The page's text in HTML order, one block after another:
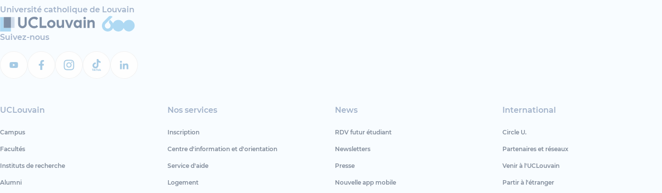
Université catholique de Louvain
Suivez-nous
UCLouvain
Campus
Facultés
Instituts de recherche
Alumni
Nos services
Inscription
Centre d'information et d'orientation
Service d'aide
Logement
News
RDV futur étudiant
Newsletters
Presse
Nouvelle app mobile
International
Circle U.
Partenaires et réseaux
Venir à l'UCLouvain
Partir à l'étranger